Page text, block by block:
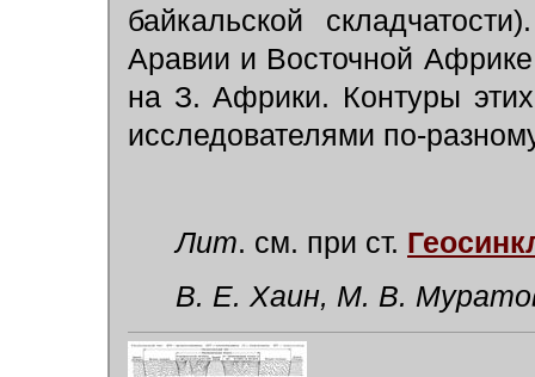
байкальской
Аравии и Восточной
на З. Африки. Контуры
исследователями по-
Лит. см. при ст.
В. Е. Хаин, М. В.